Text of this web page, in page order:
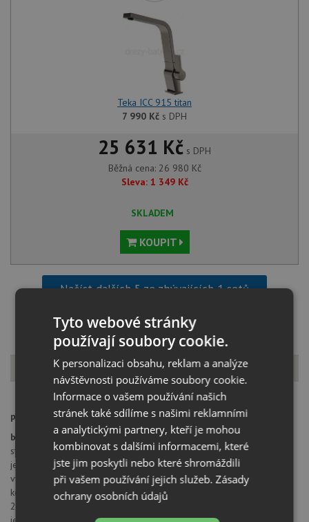
Teka ICC 915 titan
7 990 Kč s DPH
25 631 Kč s DPH
Běžná cena: 26 980 Kč
Sleva: 1 349 Kč
SKLADEM
KOUPIT
Načíst dalších 5 ze zbývajících 1 setů
Popis produktu
provedení:titan
baterie:
stojánková dřezová baterie otočná
jednopáková baterie klasická
výška baterie 292 mm
keramické kartuše
2 pružné propojovací hadice o délce 350 mm
Tyto webové stránky
používají soubory cookie.
K personalizaci obsahu, reklam a analýze
návštěvnosti používáme soubory cookie.
Informace o vašem používání našich
stránek také sdílíme s našimi reklamními
a analytickými partnery, kteří je mohou
kombinovat s dalšími informacemi, které
jste jim poskytli nebo které shromáždili
při vašem používání jejich služeb.Zásady
ochrany osobních údajů